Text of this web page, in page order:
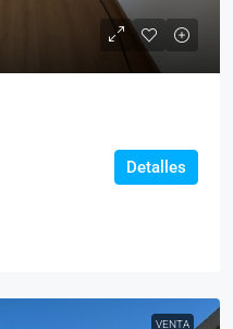
Detalles
VENTA